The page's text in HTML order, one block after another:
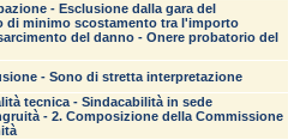
- Esclusione dalla gara del
di minimo scostamento tra l'importo
del danno - Onere probatorio del
- Sono di stretta interpretazione
tecnica - Sindacabilità in sede
- 2. Composizione della Commissione